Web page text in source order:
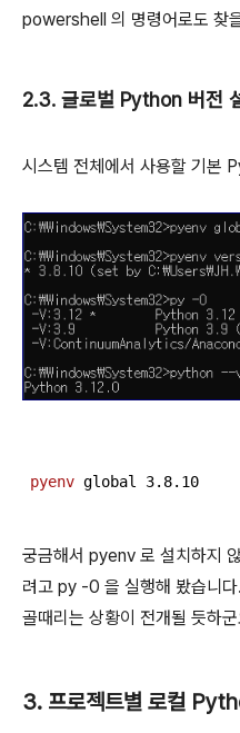
powershell 의 명령어로도 찾
2.3. 글로벌 Python 버전
시스템 전체에서 사용할 기본
pyenv global 3. 8. 10
궁금해서 pyenv 로 설치하지
려고 py -0 을 실행해 봤습니다.
골때리는 상황이 전개될 듯하
3. 프로젝트별 로컬